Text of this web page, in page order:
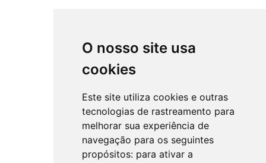
O nosso site usa
cookies
Este site utiliza cookies e outras
tecnologias de rastreamento para
melhorar sua experiência de
navegação para os seguintes
propósitos: para ativar a